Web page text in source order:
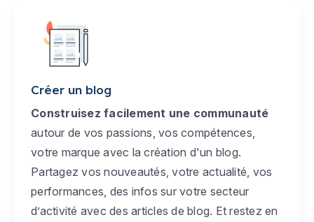
Créer un blog
Construisez facilement une communauté
autour de vos passions, vos compétences,
votre marque avec la création d'un blog.
Partagez vos nouveautés, votre actualité, vos
performances, des infos sur votre secteur
d’activité avec des articles de blog. Et restez en